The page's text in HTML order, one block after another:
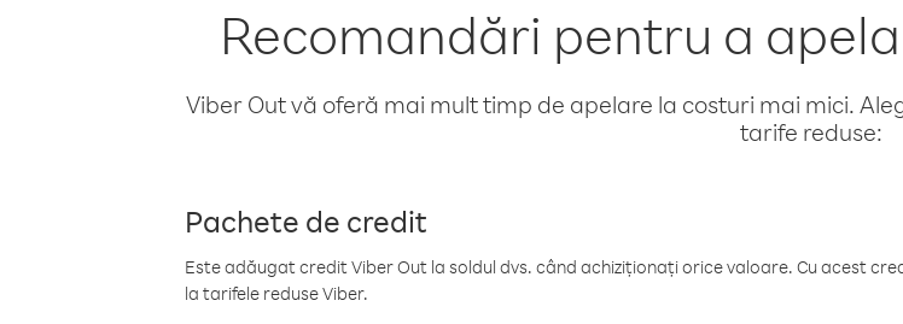
Recomandări pentru a
Viber Out vă oferă mai mult timp de apelare la costuri mai mici.
tarife reduse:
Pachete de credit
Este adăugat credit Viber Out la soldul dvs. când achiziționați orice valoare. Cu acest
la tarifele reduse Viber.